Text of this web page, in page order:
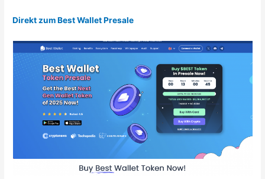
Direkt zum Best Wallet Presale